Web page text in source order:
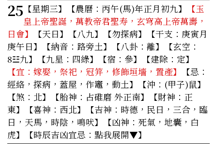
25 【星期三】 【農曆：丙午(馬)年正月初九】
【玉
皇上帝聖誕，萬教帝君聖寿，玄穹高上帝萬壽，
日會】
【天日】【八九】【勿探病】【干支：庚寅月
庚午日】【納音：路旁土】【八卦：離】【玄空：
8☳九】【九星：四綠】【宿：參】【建除：定】
【宜：嫁娶，祭祀，冠笄，修飾垣墻，置產】
【忌：
經絡，探病，蓋屋，作竈，動土】【沖：(甲子)鼠】
【煞：北】【胎神：占碓磨 外正南】【財神：正
東】【喜神：西北】【吉神：時德，民日，三合，臨
日，天馬，時陰，鳴吠】【凶神：死氣，地囊，白
虎】
【時辰吉凶宜忌：點我展開▼】